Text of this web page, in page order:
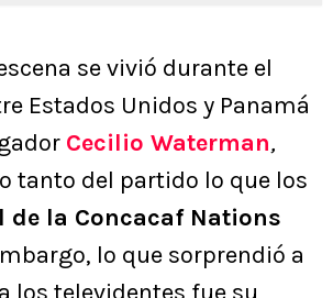
se vivió durante el
Estados Unidos y Panamá
Cecilio Waterman,
tanto del partido lo que los
de la Concacaf Nations
lo que sorprendió a
los televidentes fue su